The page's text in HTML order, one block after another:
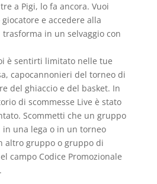
a Pigi, lo fa ancora. Vuoi
e accedere alla
trasforma in un selvaggio con
è sentirti limitato nelle tue
capocannonieri del torneo di
del ghiaccio e del basket. In
di scommesse Live è stato
Scommetti che un gruppo
una lega o in un torneo
altro gruppo o gruppo di
campo Codice Promozionale